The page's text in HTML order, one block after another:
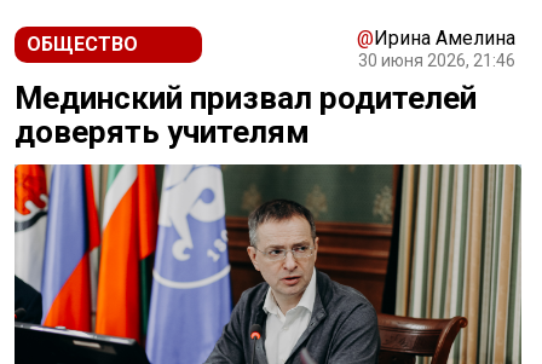
ОБЩЕСТВО @Ирина Амелина
30 июня 2026, 21:46
Мединский призвал родителей
доверять учителям